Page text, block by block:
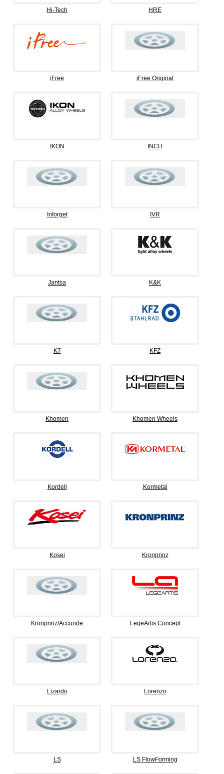
Hi-Tech HRE
iFree iFree Original
IKON INCH
Inforget IVR
Jantsa K&K
K7 KFZ
Khomen Khomen Wheels
Kordell Kormetal
Kosei Kronprinz
Kronprinz/Accuride LegeArtis Concept
Lizardo Lorenzo
LS LS FlowForming